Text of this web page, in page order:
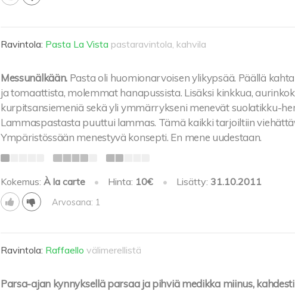
Ravintola: Pasta La Vista pastaravintola, kahvila
Messunälkään. Pasta oli huomionarvoisen ylikypsää. Päällä
ja tomaattista, molemmat hanapussista. Lisäksi kinkkua,
kurpitsansiemeniä sekä yli ymmärrykseni menevät suolatikku-
Lammaspastasta puuttui lammas. Tämä kaikki tarjoiltiin
Ympäristössään menestyvä konsepti. En mene uudestaan.
Kokemus: À la carte • Hinta: 10€ • Lisätty: 31.10.2011
Arvosana: 1
Ravintola: Raffaello välimerellistä
Parsa-ajan kynnyksellä parsaa ja pihviä medikka miinus,